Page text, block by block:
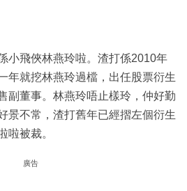
小飛俠林燕玲啦。渣打係2010年
年就挖林燕玲過檔，出任股票衍生
副董事。林燕玲唔止樣玲，仲好勤
景不常，渣打舊年已經摺左個衍生
啦被裁。
廣告